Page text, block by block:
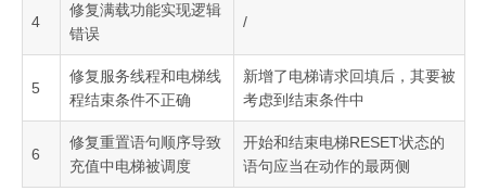
4
修复满载功能实现逻辑
错误
/
5
修复服务线程和电梯线
程结束条件不正确
新增了电梯请求回填后，其要被
考虑到结束条件中
6
修复重置语句顺序导致
充值中电梯被调度
开始和结束电梯RESET状态的
语句应当在动作的最两侧